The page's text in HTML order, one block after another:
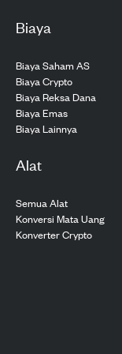
Biaya
Biaya Saham AS
Biaya Crypto
Biaya Reksa Dana
Biaya Emas
Biaya Lainnya
Alat
Semua Alat
Konversi Mata Uang
Konverter Crypto